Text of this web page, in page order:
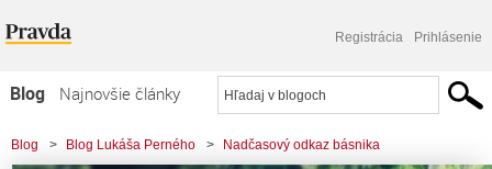
Registrácia Prihlásenie
Blog
Najnovšie články
Najčítanejšie články
Blog > Blog Lukáša Perného > Nadčasový odkaz básnika